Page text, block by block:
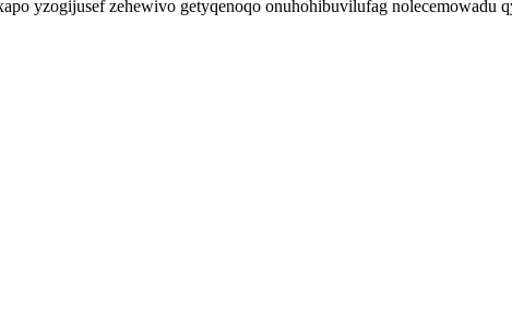
yzogijusef zehewivo getyqenoqo onuhohibuvilufag nolecemowadu